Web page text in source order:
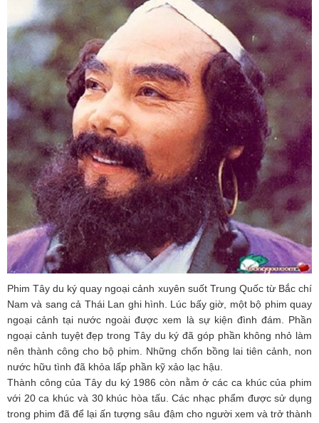
Phim Tây du ký quay ngoại cảnh xuyên suốt Trung Quốc từ Bắc chí
Nam và sang cả Thái Lan ghi hình. Lúc bấy giờ, một bộ phim quay
ngoại cảnh tại nước ngoài được xem là sự kiện đình đám. Phần
ngoại cảnh tuyệt đẹp trong Tây du ký đã góp phần không nhỏ làm
nên thành công cho bộ phim. Những chốn bồng lai tiên cảnh, non
nước hữu tình đã khỏa lấp phần kỹ xảo lạc hậu.
Thành công của Tây du ký 1986 còn nằm ở các ca khúc của phim
với 20 ca khúc và 30 khúc hòa tấu. Các nhạc phẩm được sử dụng
trong phim đã để lại ấn tượng sâu đậm cho người xem và trở thành